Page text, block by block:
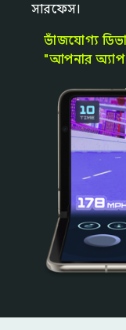
সারফেস।
ভাঁজযোগ্য
"আপনার